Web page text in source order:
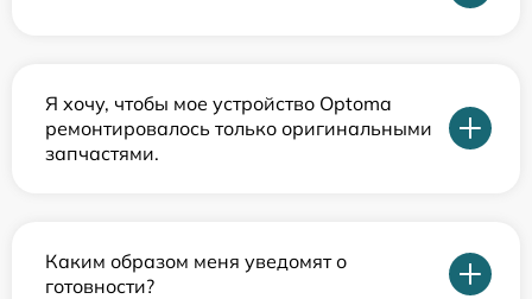
Я хочу, чтобы мое устройство Optoma
ремонтировалось только оригинальными
запчастями.
Каким образом меня уведомят о
готовности?